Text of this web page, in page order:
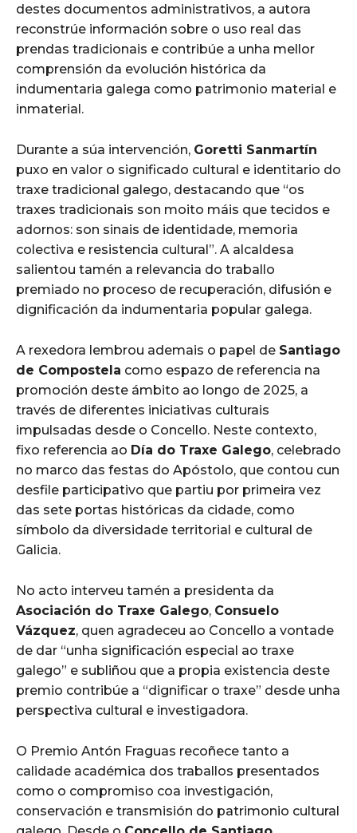
destes documentos administrativos, a autora
reconstrúe información sobre o uso real das
prendas tradicionais e contribúe a unha mellor
comprensión da evolución histórica da
indumentaria galega como patrimonio material e
inmaterial.
Durante a súa intervención, Goretti Sanmartín
puxo en valor o significado cultural e identitario do
traxe tradicional galego, destacando que “os
traxes tradicionais son moito máis que tecidos e
adornos: son sinais de identidade, memoria
colectiva e resistencia cultural”. A alcaldesa
salientou tamén a relevancia do traballo
premiado no proceso de recuperación, difusión e
dignificación da indumentaria popular galega.
A rexedora lembrou ademais o papel de Santiago
de Compostela como espazo de referencia na
promoción deste ámbito ao longo de 2025, a
través de diferentes iniciativas culturais
impulsadas desde o Concello. Neste contexto,
fixo referencia ao Día do Traxe Galego, celebrado
no marco das festas do Apóstolo, que contou cun
desfile participativo que partiu por primeira vez
das sete portas históricas da cidade, como
símbolo da diversidade territorial e cultural de
Galicia.
No acto interveu tamén a presidenta da
Asociación do Traxe Galego, Consuelo
Vázquez, quen agradeceu ao Concello a vontade
de dar “unha significación especial ao traxe
galego” e subliñou que a propia existencia deste
premio contribúe a “dignificar o traxe” desde unha
perspectiva cultural e investigadora.
O Premio Antón Fraguas recoñece tanto a
calidade académica dos traballos presentados
como o compromiso coa investigación,
conservación e transmisión do patrimonio cultural